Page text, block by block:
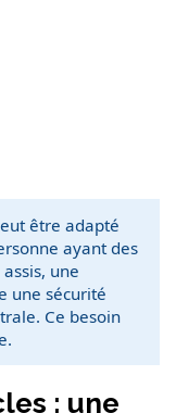
être adapté
ayant des
une
une sécurité
Ce besoin
: une